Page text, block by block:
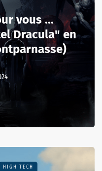
vous ...
Dracula" en
HIGH TECH